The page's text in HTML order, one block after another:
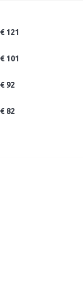
€ 121
€ 101
€ 92
€ 82